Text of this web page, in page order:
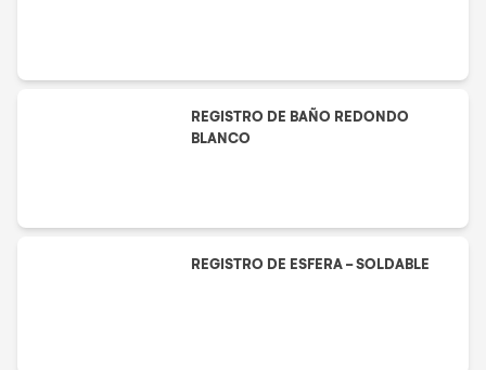
REGISTRO DE BAÑO REDONDO
BLANCO
REGISTRO DE ESFERA - SOLDABLE